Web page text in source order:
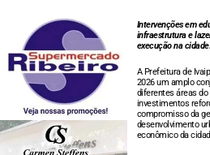
Intervenções em
infraestrutura e
execução na cidade.
A Prefeitura de
2026 um amplo
diferentes áreas
investimentos
compromisso da
desenvolvimento
econômico da